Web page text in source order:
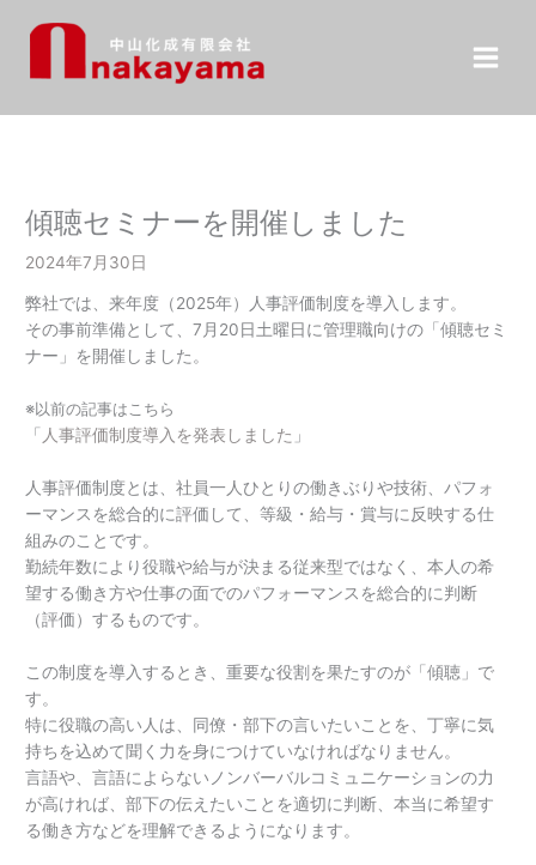
キ
傾聴セミナーを開催しました
2024年7月30日
弊社では、来年度（2025年）人事評価制度を導入します。
その事前準備として、7月20日土曜日に管理職向けの「傾聴セミ
ナー」を開催しました。
※以前の記事はこちら
「 人事評価制度導入を発表しました 」
人事評価制度とは、社員一人ひとりの働きぶりや技術、パフォ
ーマンスを総合的に評価して、等級・給与・賞与に反映する仕
組みのことです。
勤続年数により役職や給与が決まる従来型ではなく、本人の希
望する働き方や仕事の面でのパフォーマンスを総合的に判断
（評価）するものです。
この制度を導入するとき、重要な役割を果たすのが「傾聴」で
す。
特に役職の高い人は、同僚・部下の言いたいことを、丁寧に気
持ちを込めて聞く力を身につけていなければなりません。
言語や、言語によらないノンバーバルコミュニケーションの力
が高ければ、部下の伝えたいことを適切に判断、本当に希望す
る働き方などを理解できるようになります。